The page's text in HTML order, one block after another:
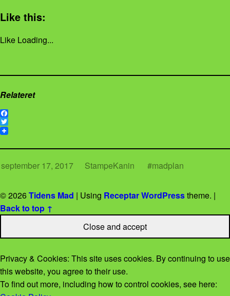
Like this:
Like Loading...
Relateret
F
a
c
e
o
o
T
w
i
t
e
september 17, 2017 StampeKanin madplan
© 2026Tidens Mad | Using ReceptarWordPresstheme. |
Back to top ↑
Privacy & Cookies: This site uses cookies. By continuing to use
this website, you agree to their use.
To find out more, including how to control cookies, see here: